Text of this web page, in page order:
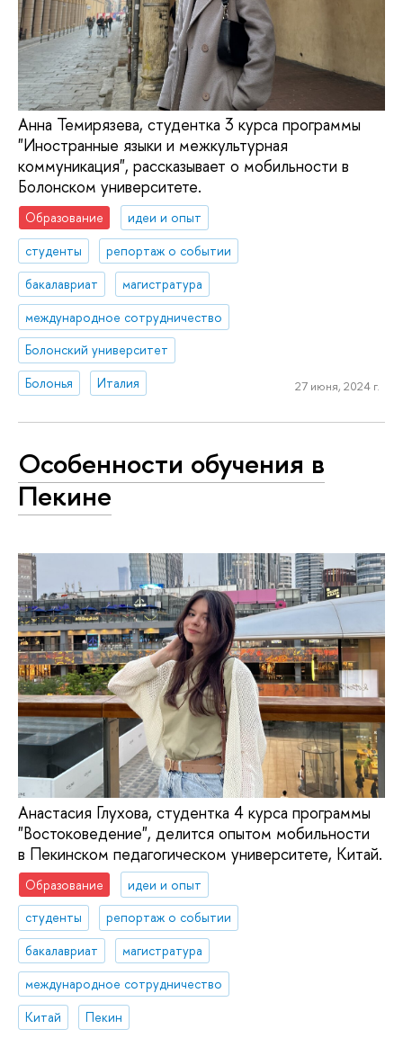
Анна Темирязева, студентка 3 курса программы
"Иностранные языки и межкультурная
коммуникация", рассказывает о мобильности в
Болонском университете.
Образование
идеи и опыт
студенты
репортаж о событии
бакалавриат
магистратура
международное сотрудничество
Болонский университет
Болонья
Италия 27 июня, 2024 г.
Особенности обучения в
Пекине
Анастасия Глухова, студентка 4 курса программы
"Востоковедение", делится опытом мобильности
в Пекинском педагогическом университете, Китай.
Образование
идеи и опыт
студенты
репортаж о событии
бакалавриат
магистратура
международное сотрудничество
Китай
Пекин